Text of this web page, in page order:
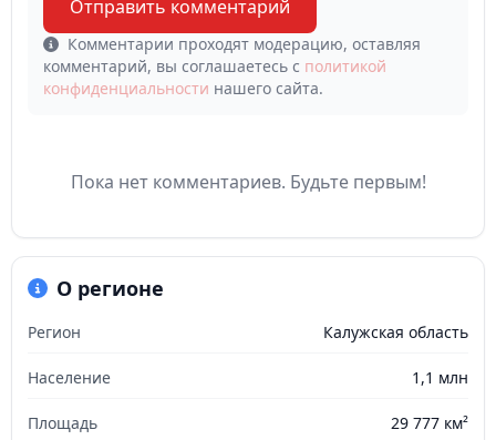
Отправить комментарий
Комментарии проходят модерацию, оставляя
комментарий, вы соглашаетесь с политикой
конфиденциальности нашего сайта.
Пока нет комментариев. Будьте первым!
О регионе
Регион Калужская область
Население 1,1 млн
Площадь 29 777 км²